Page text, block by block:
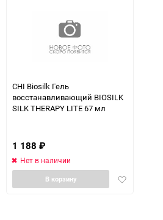
CHI Biosilk Гель
восстанавливающий BIOSILK
SILK THERAPY LITE 67 мл
1 188 ₽
Нет в наличии
Добавить
В корзину